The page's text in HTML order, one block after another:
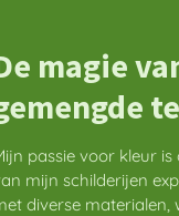
magie
passie voor kleur
mijn schilderijen
diverse materialen,